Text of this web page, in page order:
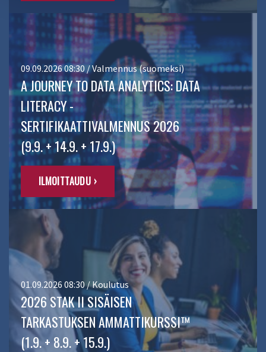
09.09.2026 08:30 / Valmennus (suomeksi)
A JOURNEY TO DATA ANALYTICS: DATA
LITERACY -
SERTIFIKAATTIVALMENNUS 2026
(9.9. + 14.9. + 17.9.)
ILMOITTAUDU ›
01.09.2026 08:30 / Koulutus
2026 STAK II SISÄISEN
TARKASTUKSEN AMMATTIKURSSI™
(1.9. + 8.9. + 15.9.)